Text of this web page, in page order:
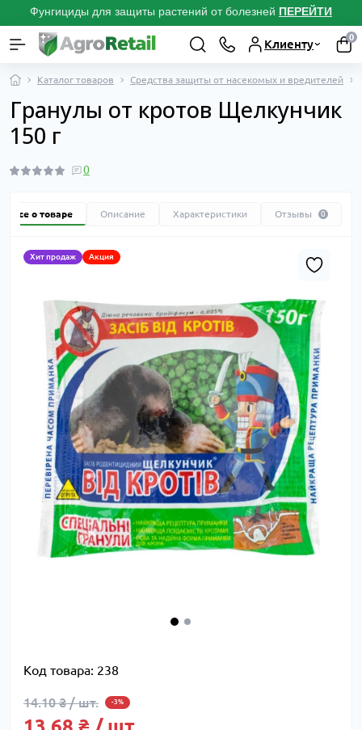
Фунгициды для защиты растений от болезней ПЕРЕЙТИ
Клиенту
0
Каталог товаров Средства защиты от насекомых и вредителей
Гранулы от кротов Щелкунчик
150 г
0
Все о товаре Описание Характеристики Отзывы 0
Хит продаж Акция
Код товара: 238
14.10 ₴ / шт. -3%